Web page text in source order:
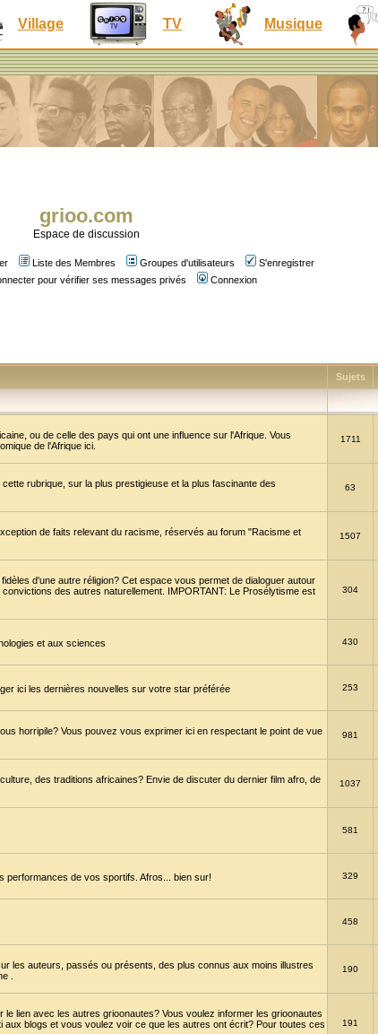
Village TV Musique
grioo.com
Espace de discussion
Liste des Membres Groupes d'utilisateurs
S'enregistrer
pour vérifier ses messages privés Connexion
Sujets
ou de celle des pays qui ont une influence sur l'Afrique. Vous
de l'Afrique ici.
1711
rubrique, sur la plus prestigieuse et la plus fascinante des
63
de faits relevant du racisme, réservés au forum "Racisme et
1507
d'une autre réligion? Cet espace vous permet de dialoguer autour
des autres naturellement. IMPORTANT: Le Prosélytisme est
304
et aux sciences 430
ici les dernières nouvelles sur votre star préférée 253
horripile? Vous pouvez vous exprimer ici en respectant le point de vue
981
des traditions africaines? Envie de discuter du dernier film afro, de
1037
581
performances de vos sportifs. Afros... bien sur! 329
458
les auteurs, passés ou présents, des plus connus aux moins illustres
.
190
lien avec les autres grioonautes? Vous voulez informer les grioonautes
blogs et vous voulez voir ce que les autres ont écrit? Pour toutes ces
191